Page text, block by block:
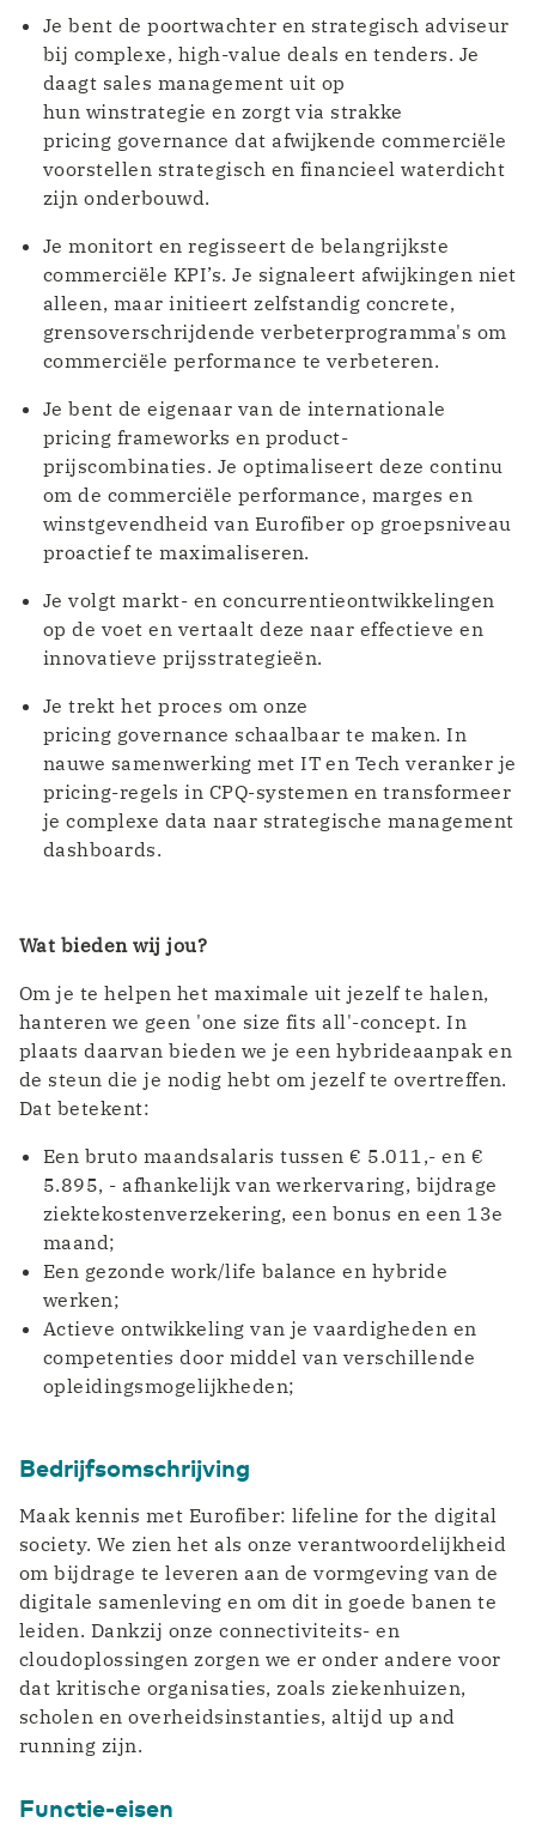
Je bent de poortwachter en strategisch adviseur
bij complexe, high-value deals en tenders. Je
daagt sales management uit op
hun winstrategie en zorgt via strakke
pricing governance dat afwijkende commerciële
voorstellen strategisch en financieel waterdicht
zijn onderbouwd.
Je monitort en regisseert de belangrijkste
commerciële KPI’s. Je signaleert afwijkingen niet
alleen, maar initieert zelfstandig concrete,
grensoverschrijdende verbeterprogramma's om
commerciële performance te verbeteren.
Je bent de eigenaar van de internationale
pricing frameworks en product-
prijscombinaties. Je optimaliseert deze continu
om de commerciële performance, marges en
winstgevendheid van Eurofiber op groepsniveau
proactief te maximaliseren.
Je volgt markt- en concurrentieontwikkelingen
op de voet en vertaalt deze naar effectieve en
innovatieve prijsstrategieën.
Je trekt het proces om onze
pricing governance schaalbaar te maken. In
nauwe samenwerking met IT en Tech veranker je
pricing-regels in CPQ-systemen en transformeer
je complexe data naar strategische management
dashboards.
Wat bieden wij jou?
Om je te helpen het maximale uit jezelf te halen,
hanteren we geen 'one size fits all'-concept. In
plaats daarvan bieden we je een hybrideaanpak en
de steun die je nodig hebt om jezelf te overtreffen.
Dat betekent:
Een bruto maandsalaris tussen € 5.011,- en €
5.895, - afhankelijk van werkervaring, bijdrage
ziektekostenverzekering, een bonus en een 13e
maand;
Een gezonde work/life balance en hybride
werken;
Actieve ontwikkeling van je vaardigheden en
competenties door middel van verschillende
opleidingsmogelijkheden;
Bedrijfsomschrijving
Maak kennis met Eurofiber: lifeline for the digital
society. We zien het als onze verantwoordelijkheid
om bijdrage te leveren aan de vormgeving van de
digitale samenleving en om dit in goede banen te
leiden. Dankzij onze connectiviteits- en
cloudoplossingen zorgen we er onder andere voor
dat kritische organisaties, zoals ziekenhuizen,
scholen en overheidsinstanties, altijd up and
running zijn.
Functie-eisen